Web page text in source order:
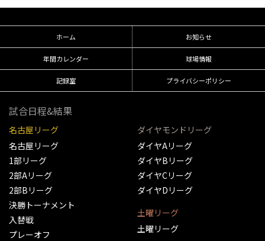
ホーム お知らせ
年間カレンダー 球場情報
記録室 プライバシーポリシー
試合日程&結果
名古屋リーグ
名古屋リーグ
1部リーグ
2部Aリーグ
2部Bリーグ
決勝トーナメント
入替戦
プレーオフ
ダイヤモンドリーグ
ダイヤAリーグ
ダイヤBリーグ
ダイヤCリーグ
ダイヤDリーグ
土曜リーグ
土曜リーグ